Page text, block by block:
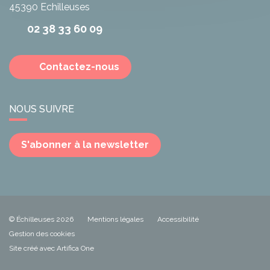
45390 Echilleuses
02 38 33 60 09
Contactez-nous
NOUS SUIVRE
S'abonner à la newsletter
© Échilleuses 2026 Mentions légales
Accessibilité
Gestion des cookies
Site créé avec Artifica One